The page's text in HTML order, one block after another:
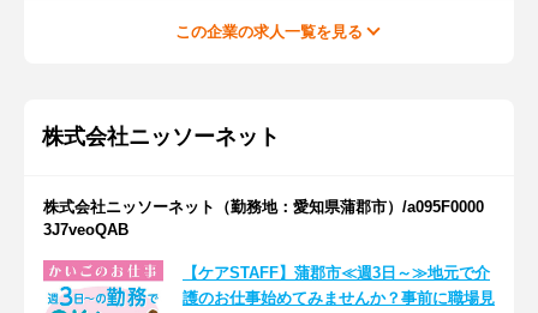
この企業の求人一覧を見る
株式会社ニッソーネット
株式会社ニッソーネット（勤務地：愛知県蒲郡市）/a095F0000
3J7veoQAB
【ケアSTAFF】蒲郡市≪週3日～≫地元で介
護のお仕事始めてみませんか？事前に職場見